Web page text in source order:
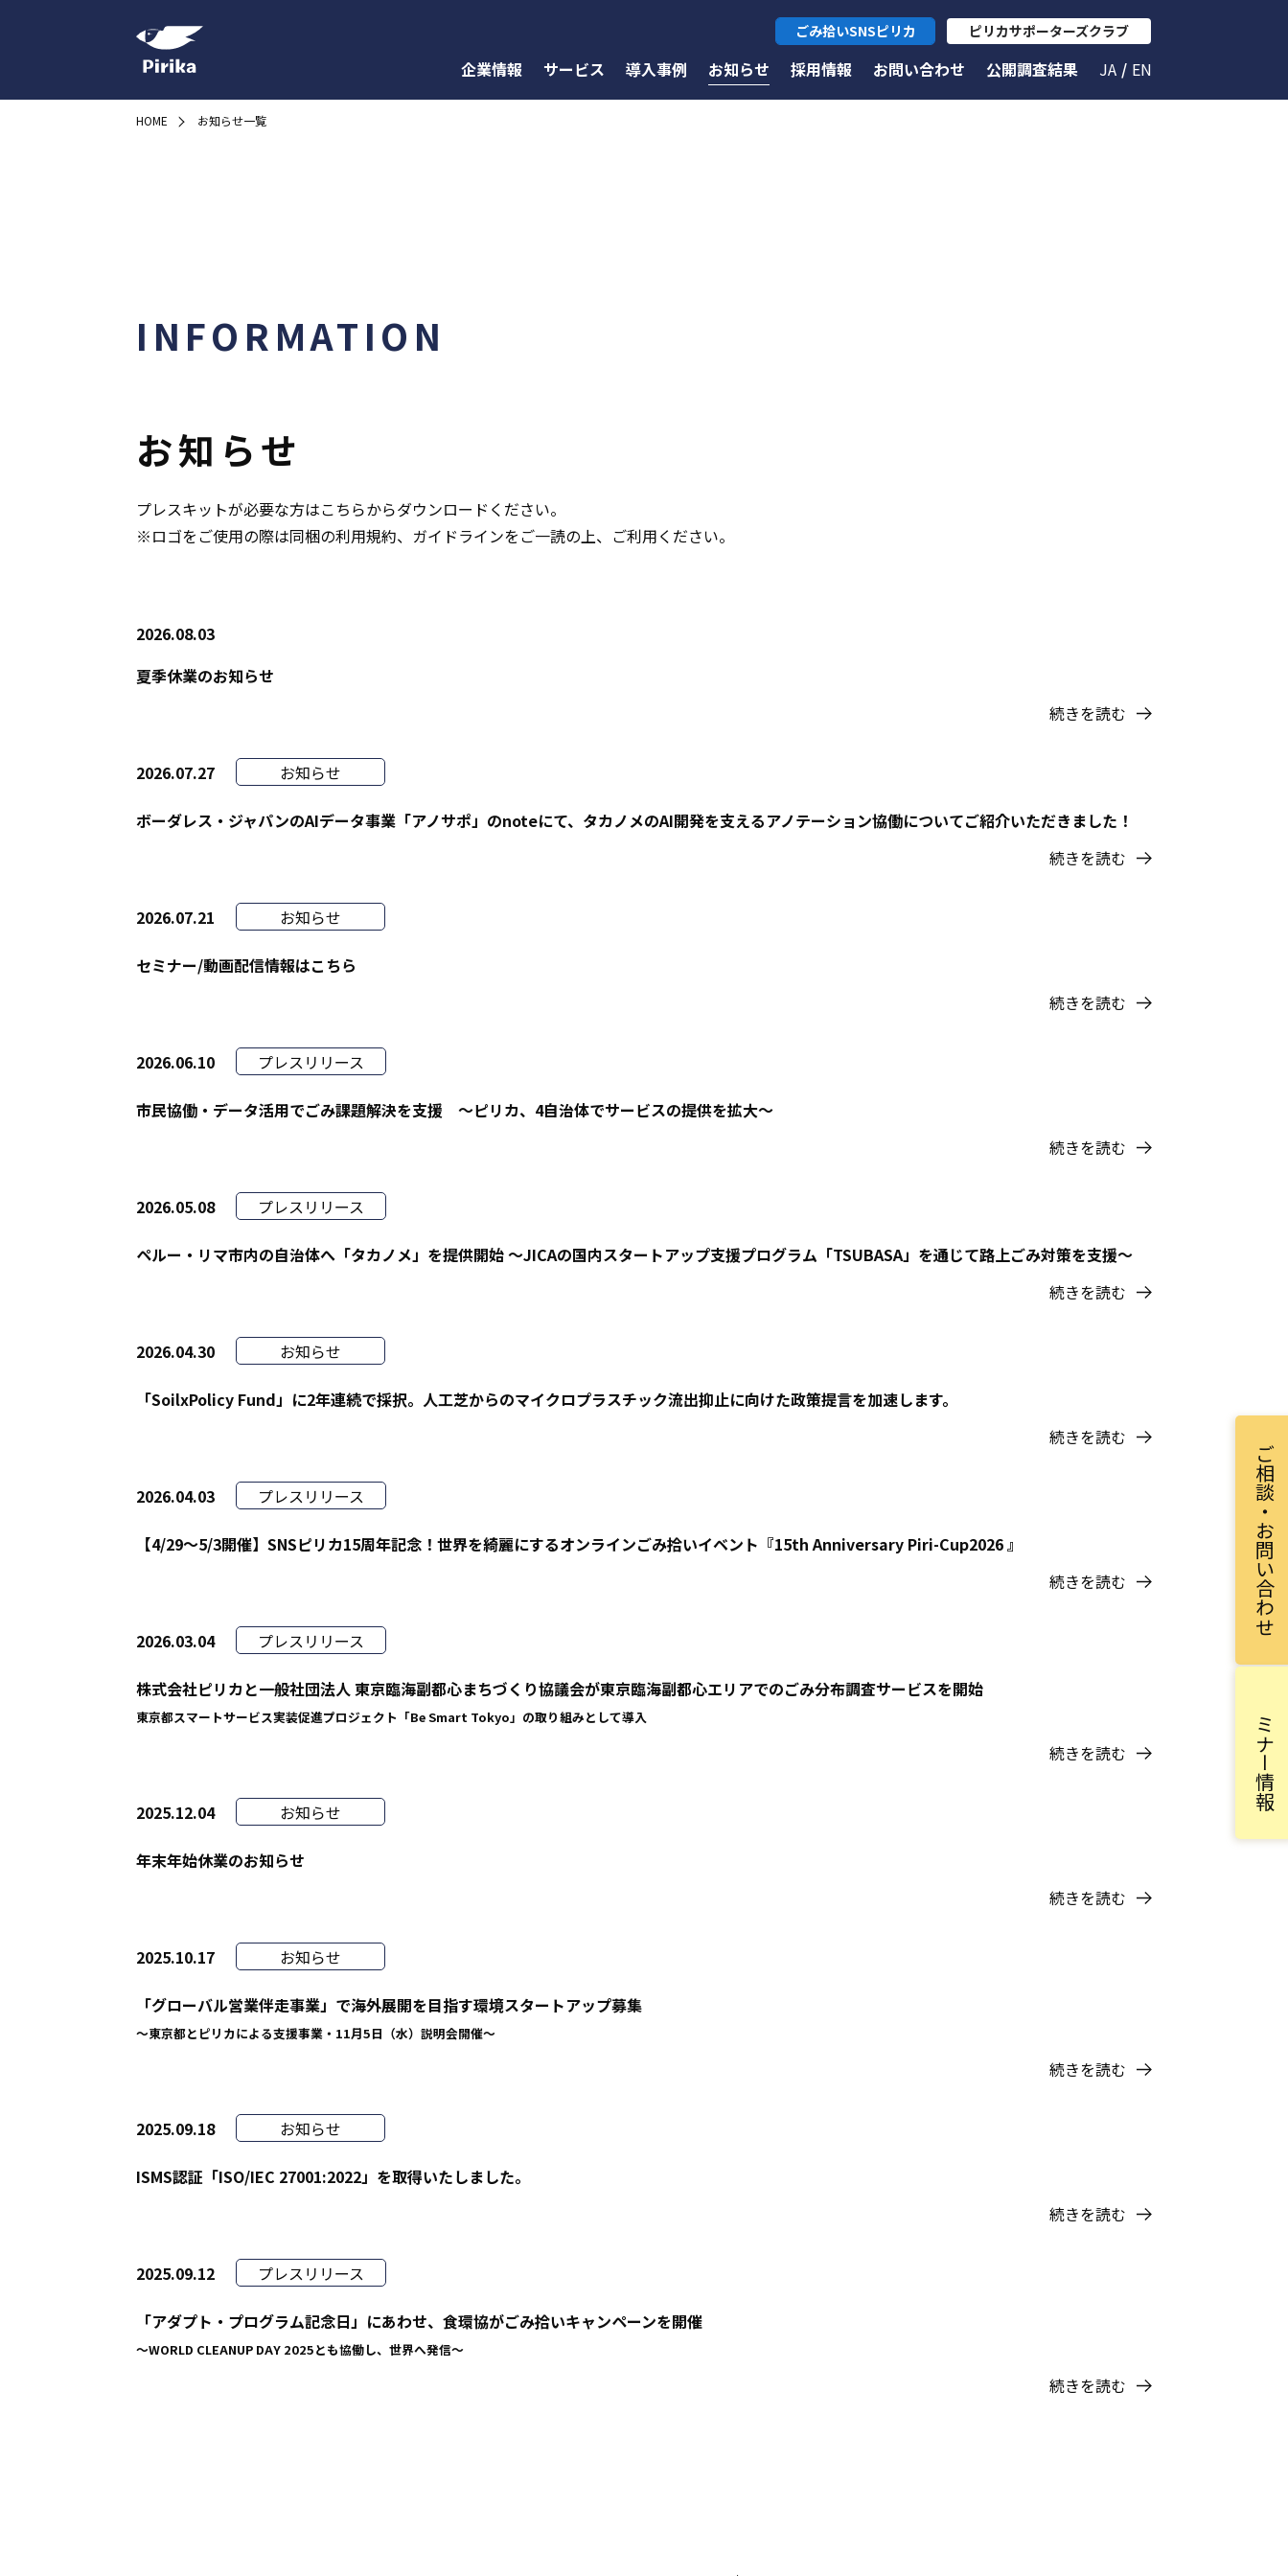
JA EN
企業情報 サービス 導入事例 お知らせ 採用情報 お問い合わせ 公開調査結果
ごみ拾いSNSピリカ ピリカサポーターズクラブ
HOME お知らせ一覧
INFORMATION
お知らせ
プレスキットが必要な方はこちらからダウンロードください。
※ロゴをご使用の際は同梱の利用規約、ガイドラインをご一読の上、ご利用ください。
2026.08.03
夏季休業のお知らせ
続きを読む
2026.07.27 お知らせ
ボーダレス・ジャパンのAIデータ事業「アノサポ」のnoteにて、タカノメのAI開発を支えるアノテーション協働についてご紹介いただきました！
続きを読む
2026.07.21 お知らせ
セミナー/動画配信情報はこちら
続きを読む
2026.06.10 プレスリリース
市民協働・データ活用でごみ課題解決を支援 〜ピリカ、4自治体でサービスの提供を拡大〜
続きを読む
2026.05.08 プレスリリース
ペルー・リマ市内の自治体へ「タカノメ」を提供開始 〜JICAの国内スタートアップ支援プログラム「TSUBASA」を通じて路上ごみ対策を支援〜
続きを読む
2026.04.30 お知らせ
「SoilxPolicy Fund」に2年連続で採択。人工芝からのマイクロプラスチック流出抑止に向けた政策提言を加速します。
続きを読む
2026.04.03 プレスリリース
【4/29〜5/3開催】SNSピリカ15周年記念！世界を綺麗にするオンラインごみ拾いイベント『15th Anniversary Piri-Cup2026 』
続きを読む
2026.03.04 プレスリリース
株式会社ピリカと一般社団法人 東京臨海副都心まちづくり協議会が東京臨海副都心エリアでのごみ分布調査サービスを開始
東京都スマートサービス実装促進プロジェクト「Be Smart Tokyo」の取り組みとして導入
続きを読む
2025.12.04 お知らせ
年末年始休業のお知らせ
続きを読む
2025.10.17 お知らせ
「グローバル営業伴走事業」で海外展開を目指す環境スタートアップ募集
〜東京都とピリカによる支援事業・11月5日（水）説明会開催〜
続きを読む
2025.09.18 お知らせ
ISMS認証「ISO/IEC 27001:2022」を取得いたしました。
続きを読む
2025.09.12 プレスリリース
「アダプト・プログラム記念日」にあわせ、食環協がごみ拾いキャンペーンを開催
〜WORLD CLEANUP DAY 2025とも協働し、世界へ発信〜
続きを読む
ご相談・お問い合わせ
セミナー情報